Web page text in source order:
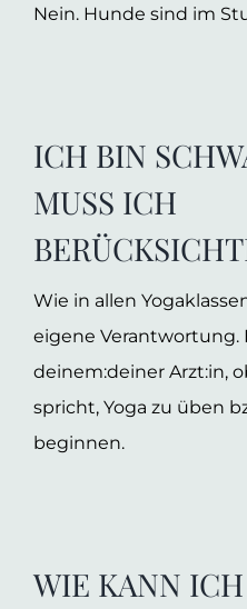
Nein. Hunde sind im
ICH BIN
MUSS ICH
Wie in allen
eigene
deinem:deiner Arzt:in,
spricht, Yoga zu üben
beginnen.
WIE KANN